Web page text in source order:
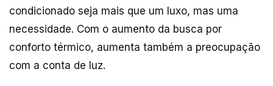
condicionado seja mais que um luxo, mas uma
necessidade. Com o aumento da busca por
conforto térmico, aumenta também a preocupação
com a conta de luz.